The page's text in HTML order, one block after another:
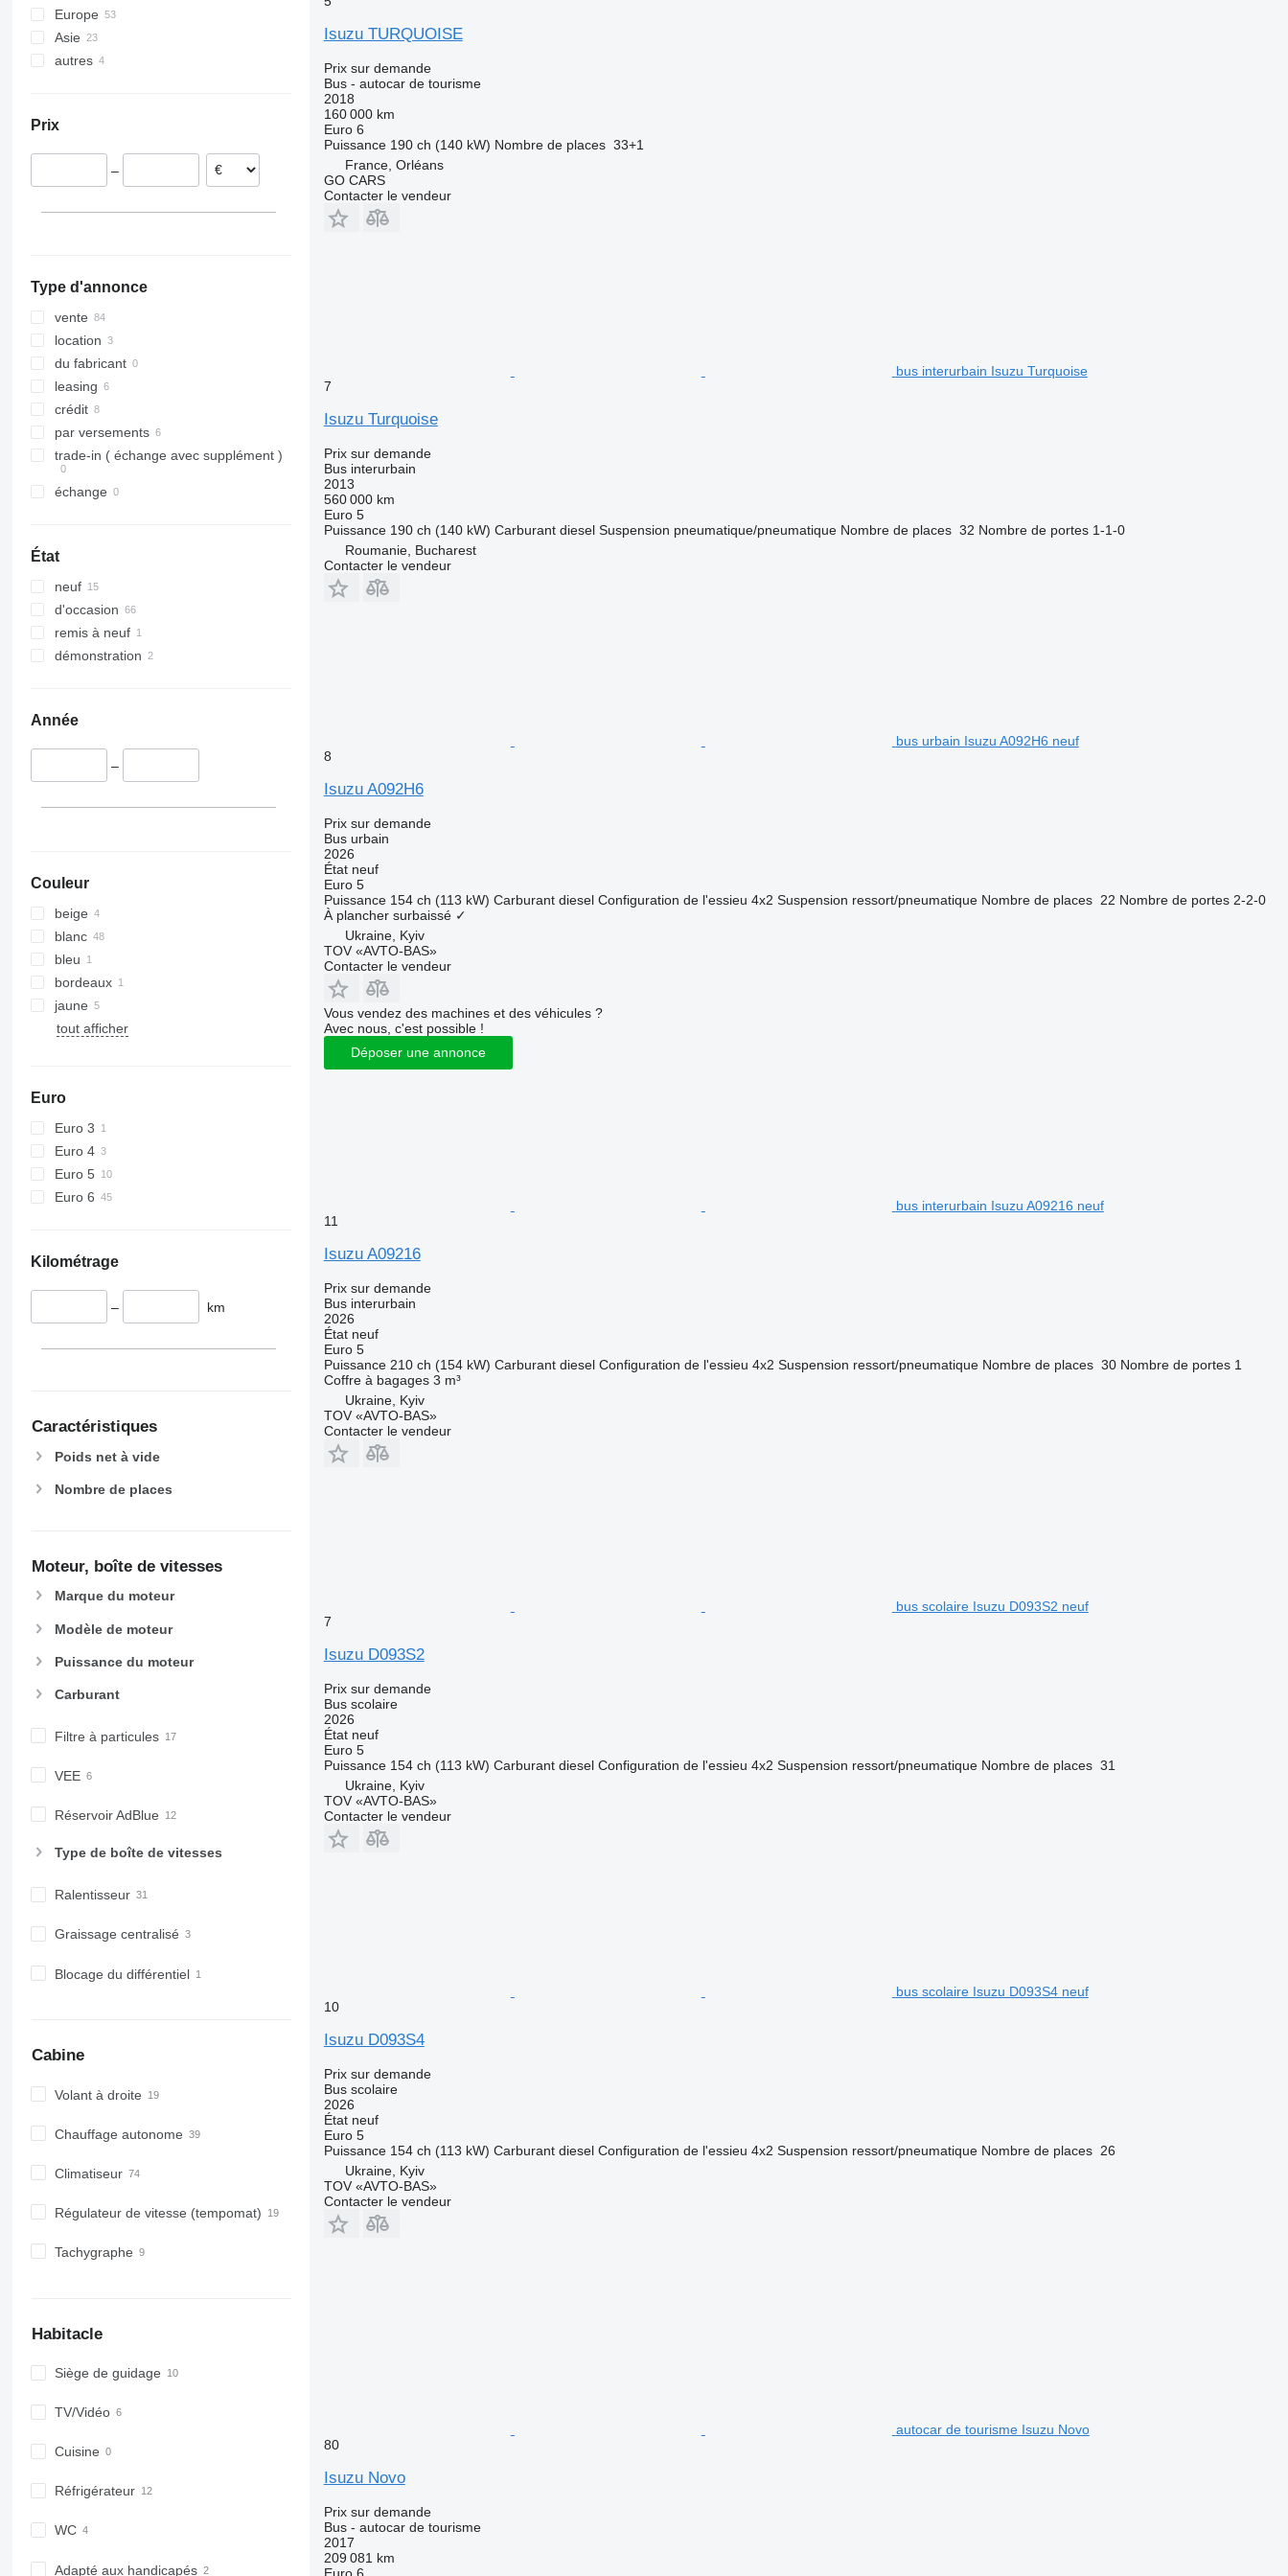
Tourismo
Travego
Vario
Carrus
PL
S-series
Europe
Pologne
Hongrie
Estonie
Asie
Japon
autres
Prix
–
Type d'annonce
vente
location
du fabricant
leasing
crédit
par versements
trade-in ( échange avec supplément )
échange
État
neuf
d'occasion
remis à neuf
démonstration
Année
–
Couleur
beige
blanc
bleu
bordeaux
jaune
tout afficher
Euro
Euro 3
Euro 4
Euro 5
Euro 6
Kilométrage
– km
Caractéristiques
Poids net à vide
Nombre de places
Moteur, boîte de vitesses
Marque du moteur
Modèle de moteur
Puissance du moteur
Carburant
Filtre à particules
VEE
Réservoir AdBlue
Type de boîte de vitesses
Ralentisseur
Graissage centralisé
Blocage du différentiel
Cabine
Volant à droite
Chauffage autonome
Climatiseur
Régulateur de vitesse (tempomat)
Tachygraphe
Habitacle
Siège de guidage
TV/Vidéo
Cuisine
Réfrigérateur
WC
Adapté aux handicapés
Isuzu TURQUOISE
Prix sur demande
Bus - autocar de tourisme
2018
160 000 km
Euro 6
Puissance 190 ch (140 kW) Nombre de places 33+1
France, Orléans
GO CARS
Contacter le vendeur
bus interurbain Isuzu Turquoise
7
Isuzu Turquoise
Prix sur demande
Bus interurbain
2013
560 000 km
Euro 5
Puissance 190 ch (140 kW) Carburant diesel Suspension pneumatique/pneumatique Nombre de places 32 Nombre de portes 1-1-0
Roumanie, Bucharest
Contacter le vendeur
bus urbain Isuzu A092H6 neuf
8
Isuzu A092H6
Prix sur demande
Bus urbain
2026
Étatneuf
Euro 5
Puissance 154 ch (113 kW) Carburant diesel Configuration de l'essieu 4x2 Suspension ressort/pneumatique Nombre de places 22 Nombre de portes 2-2-0
À plancher surbaissé ✓
Ukraine, Kyiv
TOV «AVTO-BAS»
Contacter le vendeur
Vous vendez des machines et des véhicules ?
Avec nous, c'est possible !
Déposer une annonce
bus interurbain Isuzu A09216 neuf
11
Isuzu A09216
Prix sur demande
Bus interurbain
2026
Étatneuf
Euro 5
Puissance 210 ch (154 kW) Carburant diesel Configuration de l'essieu 4x2 Suspension ressort/pneumatique Nombre de places 30 Nombre de portes 1
Coffre à bagages 3 m³
Ukraine, Kyiv
TOV «AVTO-BAS»
Contacter le vendeur
bus scolaire Isuzu D093S2 neuf
7
Isuzu D093S2
Prix sur demande
Bus scolaire
2026
Étatneuf
Euro 5
Puissance 154 ch (113 kW) Carburant diesel Configuration de l'essieu 4x2 Suspension ressort/pneumatique Nombre de places 31
Ukraine, Kyiv
TOV «AVTO-BAS»
Contacter le vendeur
bus scolaire Isuzu D093S4 neuf
10
Isuzu D093S4
Prix sur demande
Bus scolaire
2026
Étatneuf
Euro 5
Puissance 154 ch (113 kW) Carburant diesel Configuration de l'essieu 4x2 Suspension ressort/pneumatique Nombre de places 26
Ukraine, Kyiv
TOV «AVTO-BAS»
Contacter le vendeur
autocar de tourisme Isuzu Novo
80
Isuzu Novo
Prix sur demande
Bus - autocar de tourisme
2017
209 081 km
Euro 6